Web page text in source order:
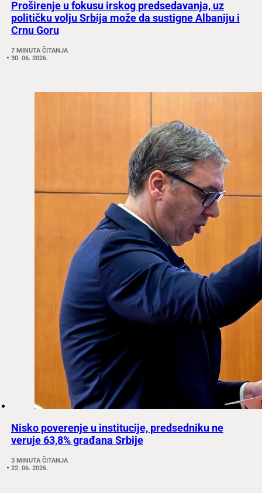
Proširenje u fokusu irskog predsedavanja, uz
političku volju Srbija može da sustigne Albaniju i
Crnu Goru
7 MINUTA ČITANJA
30. 06. 2026.
Nisko poverenje u institucije, predsedniku ne
veruje 63,8% građana Srbije
3 MINUTA ČITANJA
22. 06. 2026.